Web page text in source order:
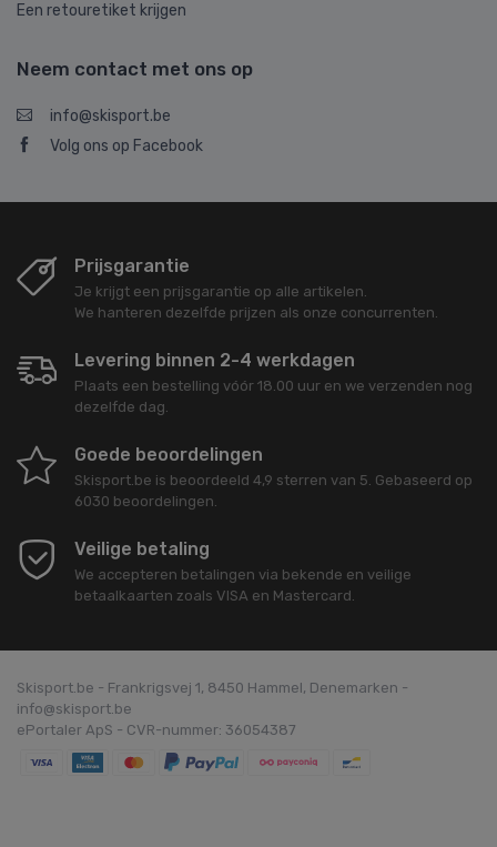
Een retouretiket krijgen
Neem contact met ons op
info@skisport.be
Volg ons op Facebook
Prijsgarantie
Je krijgt een prijsgarantie op alle artikelen.
We hanteren dezelfde prijzen als onze concurrenten.
Levering binnen 2-4 werkdagen
Plaats een bestelling vóór 18.00 uur en we verzenden nog
dezelfde dag.
Goede beoordelingen
Skisport.be is beoordeeld 4,9 sterren van 5. Gebaseerd op
6030 beoordelingen.
Veilige betaling
We accepteren betalingen via bekende en veilige
betaalkaarten zoals VISA en Mastercard.
Skisport.be - Frankrigsvej 1, 8450 Hammel, Denemarken -
info@skisport.be
ePortaler ApS - CVR-nummer: 36054387